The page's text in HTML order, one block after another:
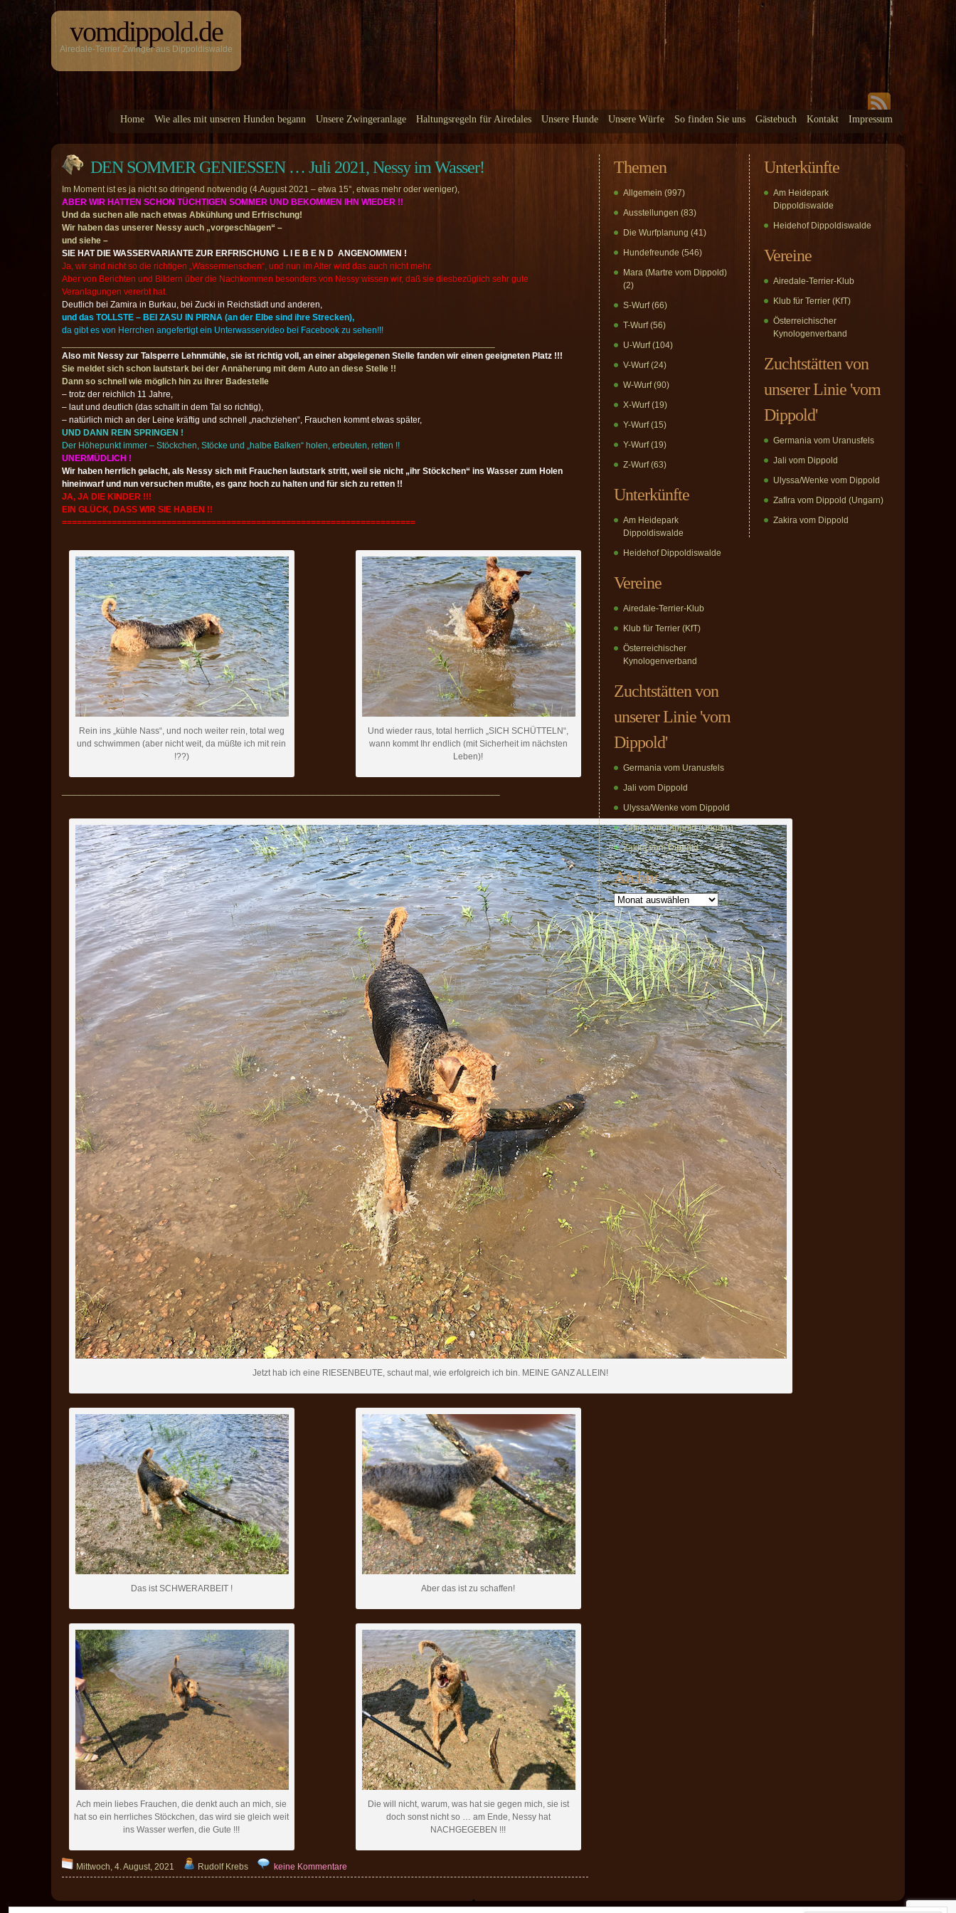
vomdippold.de
Airedale-Terrier Zwinger aus Dippoldiswalde
Home Wie alles mit unseren Hunden begann Unsere Zwingeranlage Haltungsregeln für Airedales Unsere Hunde Unsere Würfe So finden Sie uns Gästebuch Kontakt Impressum
DEN SOMMER GENIESSEN … Juli 2021, Nessy im Wasser!
Im Moment ist es ja nicht so dringend notwendig (4.August 2021 – etwa 15°, etwas mehr oder weniger),
ABER WIR HATTEN SCHON TÜCHTIGEN SOMMER UND BEKOMMEN IHN WIEDER !!
Und da suchen alle nach etwas Abkühlung und Erfrischung!
Wir haben das unserer Nessy auch „vorgeschlagen“ –
und siehe –
SIE HAT DIE WASSERVARIANTE ZUR ERFRISCHUNG L I E B E N D ANGENOMMEN !
Ja, wir sind nicht so die richtigen „Wassermenschen“, und nun im Alter wird das auch nicht mehr.
Aber von Berichten und Bildern über die Nachkommen besonders von Nessy wissen wir, daß sie diesbezüglich sehr gute
Veranlagungen vererbt hat.
Deutlich bei Zamira in Burkau, bei Zucki in Reichstädt und anderen,
und das TOLLSTE – BEI ZASU IN PIRNA (an der Elbe sind ihre Strecken),
da gibt es von Herrchen angefertigt ein Unterwasservideo bei Facebook zu sehen!!!
Also mit Nessy zur Talsperre Lehnmühle, sie ist richtig voll, an einer abgelegenen Stelle fanden wir einen geeigneten Platz !!!
Sie meldet sich schon lautstark bei der Annäherung mit dem Auto an diese Stelle !!
Dann so schnell wie möglich hin zu ihrer Badestelle
– trotz der reichlich 11 Jahre,
– laut und deutlich (das schallt in dem Tal so richtig),
– natürlich mich an der Leine kräftig und schnell „nachziehen“, Frauchen kommt etwas später,
UND DANN REIN SPRINGEN !
Der Höhepunkt immer – Stöckchen, Stöcke und „halbe Balken“ holen, erbeuten, retten !!
UNERMÜDLICH !
Wir haben herrlich gelacht, als Nessy sich mit Frauchen lautstark stritt, weil sie nicht „ihr Stöckchen“ ins Wasser zum Holen
hineinwarf und nun versuchen mußte, es ganz hoch zu halten und für sich zu retten !!
JA, JA DIE KINDER !!!
EIN GLÜCK, DASS WIR SIE HABEN !!
=======================================================================
Rein ins „kühle Nass“, und noch weiter rein, total weg
und schwimmen (aber nicht weit, da müßte ich mit rein
!??)
Und wieder raus, total herrlich „SICH SCHÜTTELN“,
wann kommt Ihr endlich (mit Sicherheit im nächsten
Leben)!
Jetzt hab ich eine RIESENBEUTE, schaut mal, wie erfolgreich ich bin. MEINE GANZ ALLEIN!
Das ist SCHWERARBEIT ! Aber das ist zu schaffen!
Ach mein liebes Frauchen, die denkt auch an mich, sie
hat so ein herrliches Stöckchen, das wird sie gleich weit
ins Wasser werfen, die Gute !!!
Die will nicht, warum, was hat sie gegen mich, sie ist
doch sonst nicht so … am Ende, Nessy hat
NACHGEGEBEN !!!
Mittwoch, 4. August, 2021 Rudolf Krebs keine Kommentare
Themen
Allgemein (997)
Ausstellungen (83)
Die Wurfplanung (41)
Hundefreunde (546)
Mara (Martre vom Dippold)
(2)
S-Wurf(66)
T-Wurf(56)
U-Wurf(104)
V-Wurf(24)
W-Wurf(90)
X-Wurf(19)
Y-Wurf(15)
Y-Wurf(19)
Z-Wurf(63)
Unterkünfte
Am Heidepark
Dippoldiswalde
Heidehof Dippoldiswalde
Vereine
Airedale-Terrier-Klub
Klub für Terrier (KfT)
Österreichischer
Kynologenverband
Zuchtstätten von
unserer Linie 'vom
Dippold'
Germania vom Uranusfels
Jali vom Dippold
Ulyssa/Wenke vom Dippold
Zafira vom Dippold (Ungarn)
Zakira vom Dippold
Archiv
Archiv
Unterkünfte
Am Heidepark
Dippoldiswalde
Heidehof Dippoldiswalde
Vereine
Airedale-Terrier-Klub
Klub für Terrier (KfT)
Österreichischer
Kynologenverband
Zuchtstätten von
unserer Linie 'vom
Dippold'
Germania vom Uranusfels
Jali vom Dippold
Ulyssa/Wenke vom Dippold
Zafira vom Dippold (Ungarn)
Zakira vom Dippold